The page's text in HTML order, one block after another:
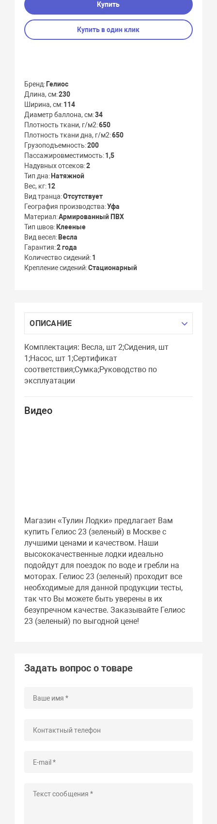
Купить
Купить в один клик
Бренд Гелиос
Длина, см 230
Ширина, см 114
Диаметр баллона, см 34
Плотность ткани, г/м2 650
Плотность ткани дна, г/м2 650
Грузоподъемность 200
Пассажировместимость 1,5
Надувных отсеков 2
Тип дна Натяжной
Вес, кг 12
Вид транца Отсутствует
География производства Уфа
Материал Армированный ПВХ
Тип швов Клееные
Вид весел Весла
Гарантия 2 года
Количество сидений 1
Крепление сидений Стационарный
ОПИСАНИЕ
Комплектация: Весла, шт 2;Сидения, шт
1;Насос, шт 1;Сертификат
соответствия;Сумка;Руководство по
эксплуатации
Видео
Магазин «Тулин Лодки» предлагает Вам
купить Гелиос 23 (зеленый) в Москве с
лучшими ценами и качеством. Наши
высококачественные лодки идеально
подойдут для поездок по воде и гребли на
моторах. Гелиос 23 (зеленый) проходит все
необходимые для данной продукции тесты,
так что Вы можете быть уверены в их
безупречном качестве. Заказывайте Гелиос
23 (зеленый) по выгодной цене!
Задать вопрос о товаре